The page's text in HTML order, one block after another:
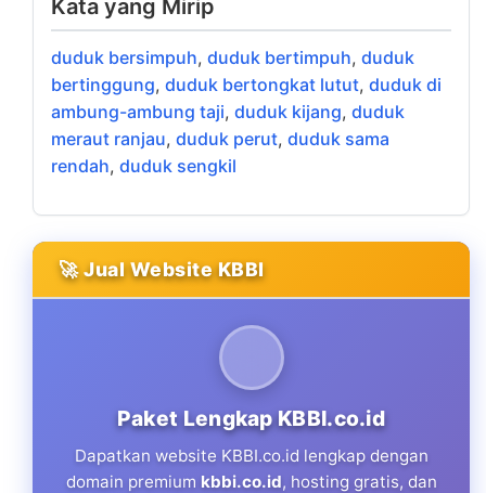
Kata yang Mirip
duduk bersimpuh, duduk bertimpuh, duduk
bertinggung, duduk bertongkat lutut, duduk di
ambung-ambung taji, duduk kijang, duduk
meraut ranjau, duduk perut, duduk sama
rendah, duduk sengkil
🚀 Jual Website KBBI
Paket Lengkap KBBI.co.id
Dapatkan website KBBI.co.id lengkap dengan
domain premium kbbi.co.id, hosting gratis, dan